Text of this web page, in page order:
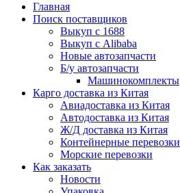
Главная
Поиск поставщиков
Выкуп с 1688
Выкуп с Alibaba
Новые автозапчасти
Б/у автозапчасти
Машинокомплекты
Карго доставка из Китая
Авиадоставка из Китая
Автодоставка из Китая
Ж/Д доставка из Китая
Контейнерные перевозки
Морские перевозки
Как заказать
Новости